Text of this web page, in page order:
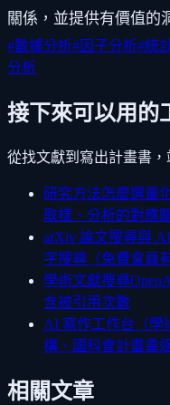
關係，並提供有價值的
#數據分析#因子分析#統
分析
接下來可以用的
從找文獻到寫出計畫書
研究方法怎麼選量
取樣、分析的對應
arXiv 論文搜尋與
字搜尋（免費會員
學術文獻搜尋
含被引用次數
AI 寫作工作台（學
構、國科會計畫書
相關文章